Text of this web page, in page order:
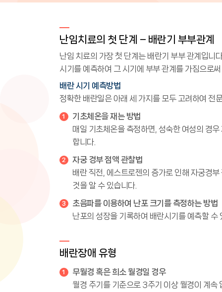
난임치료의 첫 단계 – 배란기 부부관계
난임 치료의 가장 첫 단계는 배란기 부부 관계입니
시기를 예측하여 그 시기에 부부 관계를 가짐으로
배란 시기 예측방법
정확한 배란일은 아래 세 가지를 모두 고려하여 전
기초체온을 재는 방법
매일 기초체온을 측정하면, 성숙한 여성의 경
합니다.
자궁 경부 점액 관찰법
배란 직전, 에스트로젠의 증가로 인해 자궁경
것을 알 수 있습니다.
초음파를 이용하여 난포 크기를 측정하는 방법
난포의 성장을 기록하여 배란시기를 예측할 수
배란장애 유형
무월경 혹은 희소 월경일 경우
월경 주기를 기준으로 3주기 이상 월경이 계